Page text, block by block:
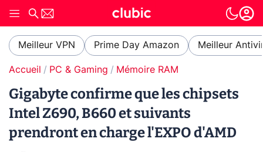
Meilleur VPN Prime Day Amazon Meilleur
Accueil PC & Gaming Mémoire RAM
Gigabyte confirme que les chipsets
Intel Z690, B660 et suivants
prendront en charge l'EXPO d'AMD